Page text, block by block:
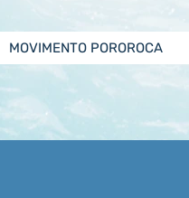
MOVIMENTO POROROCA